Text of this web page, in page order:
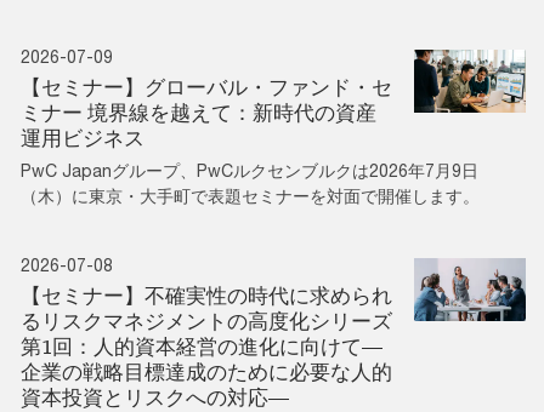
2026-07-09
【セミナー】グローバル・ファンド・セ
ミナー 境界線を越えて：新時代の資産
運用ビジネス
PwC Japanグループ、PwCルクセンブルクは2026年7月9日
（木）に東京・大手町で表題セミナーを対面で開催します。
2026-07-08
【セミナー】不確実性の時代に求められ
るリスクマネジメントの高度化シリーズ
第1回：人的資本経営の進化に向けて―
企業の戦略目標達成のために必要な人的
資本投資とリスクへの対応―